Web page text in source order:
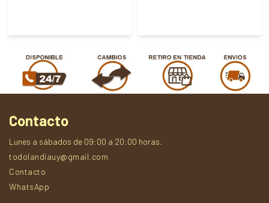
Contacto
Lunes a sábados de 09:00 a 20:00 horas.
todolandiauy@gmail.com
Contacto
WhatsApp